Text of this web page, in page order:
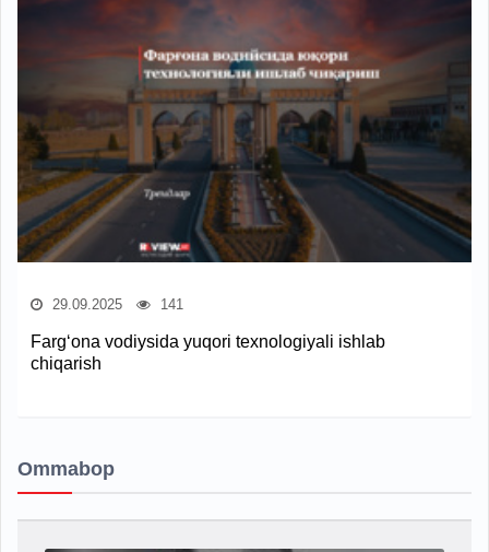
29.09.2025 141
Farg‘ona vodiysida yuqori texnologiyali ishlab
chiqarish
Ommabop